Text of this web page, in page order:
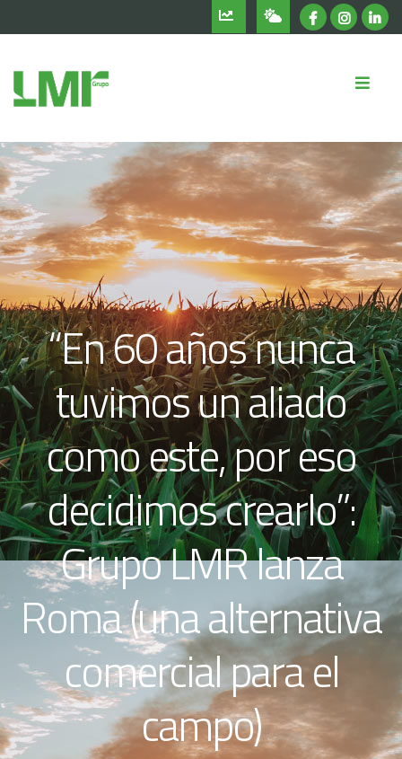
“En 60 años nunca
tuvimos un aliado
como este, por eso
decidimos crearlo”:
Grupo LMR lanza
Roma (una alternativa
comercial para el
campo)